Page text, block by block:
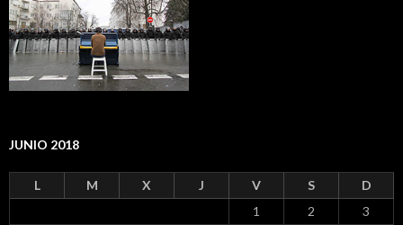
JUNIO 2018
L M X J V S
D
1
2 3